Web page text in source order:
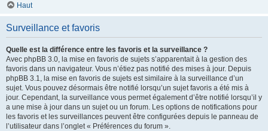
Haut
Surveillance et favoris
Quelle est la différence entre les favoris et la surveillance ?
Avec phpBB 3.0, la mise en favoris de sujets s’apparentait à la gestion des
favoris dans un navigateur. Vous n’étiez pas notifié des mises à jour. Depuis
phpBB 3.1, la mise en favoris de sujets est similaire à la surveillance d’un
sujet. Vous pouvez désormais être notifié lorsqu’un sujet favoris a été mis à
jour. Cependant, la surveillance vous permet également d’être notifié lorsqu’il y
a une mise à jour dans un sujet ou un forum. Les options de notifications pour
les favoris et les surveillances peuvent être configurées depuis le panneau de
l’utilisateur dans l’onglet « Préférences du forum ».